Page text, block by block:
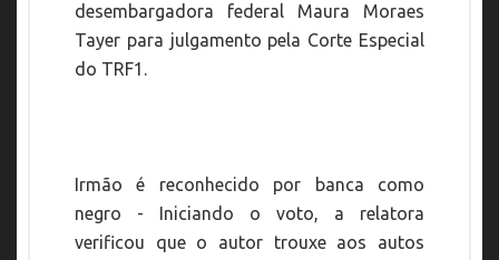
desembargadora federal Maura Moraes
Tayer para julgamento pela Corte Especial
do TRF1.
Irmão é reconhecido por banca como
negro - Iniciando o voto, a relatora
verificou que o autor trouxe aos autos